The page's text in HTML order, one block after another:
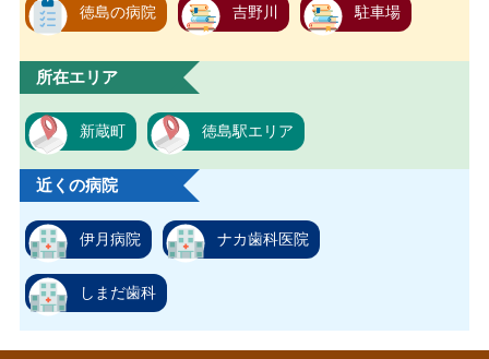
徳島の病院 吉野川 駐車場
所在エリア
新蔵町 徳島駅エリア
近くの病院
伊月病院 ナカ歯科医院
しまだ歯科